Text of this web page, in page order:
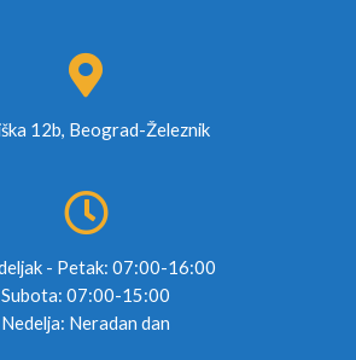
12b, Beograd-Železnik
- Petak: 07:00-16:00
Subota: 07:00-15:00
Nedelja: Neradan dan